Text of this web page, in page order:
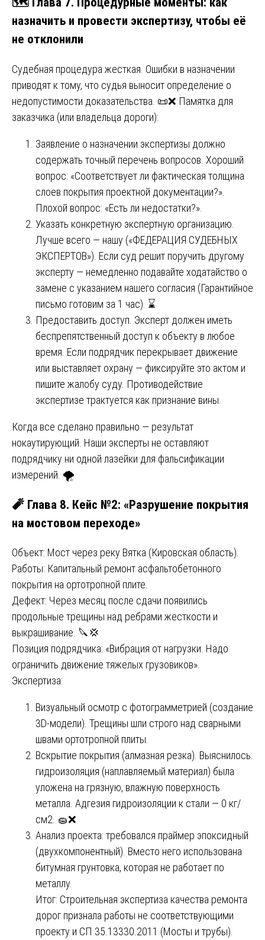
назначить и провести экспертизу, чтобы её
не отклонили
Судебная процедура жесткая. Ошибки в назначении
приводят к тому, что судья выносит определение о
недопустимости доказательства. 📜❌ Памятка для
заказчика (или владельца дороги):
Заявление о назначении экспертизы должно
содержать точный перечень вопросов. Хороший
вопрос: «Соответствует ли фактическая толщина
слоев покрытия проектной документации?».
Плохой вопрос: «Есть ли недостатки?».
Указать конкретную экспертную организацию.
Лучше всего — нашу («ФЕДЕРАЦИЯ СУДЕБНЫХ
ЭКСПЕРТОВ»). Если суд решит поручить другому
эксперту — немедленно подавайте ходатайство о
замене с указанием нашего согласия (Гарантийное
письмо готовим за 1 час). ⌛
Предоставить доступ. Эксперт должен иметь
беспрепятственный доступ к объекту в любое
время. Если подрядчик перекрывает движение
или выставляет охрану — фиксируйте это актом и
пишите жалобу суду. Противодействие
экспертизе трактуется как признание вины.
Когда все сделано правильно — результат
нокаутирующий. Наши эксперты не оставляют
подрядчику ни одной лазейки для фальсификации
измерений. 🌪️
🧨 Глава 8. Кейс №2: «Разрушение покрытия
на мостовом переходе»
Объект: Мост через реку Вятка (Кировская область).
Работы: Капитальный ремонт асфальтобетонного
покрытия на ортотропной плите.
Дефект: Через месяц после сдачи появились
продольные трещины над ребрами жесткости и
выкрашивание. 🔪💢
Позиция подрядчика: «Вибрация от нагрузки. Надо
ограничить движение тяжелых грузовиков».
Экспертиза:
Визуальный осмотр с фотограмметрией (создание
3D-модели). Трещины шли строго над сварными
швами ортотропной плиты.
Вскрытие покрытия (алмазная резка). Выяснилось:
гидроизоляция (наплавляемый материал) была
уложена на грязную, влажную поверхность
металла. Адгезия гидроизоляции к стали — 0 кг/
см2. 🧽❌
Анализ проекта: требовался праймер эпоксидный
(двухкомпонентный). Вместо него использована
битумная грунтовка, которая не работает по
металлу.
Итог: Строительная экспертиза качества ремонта
дорог признала работы не соответствующими
проекту и СП 35.13330.2011 (Мосты и трубы).